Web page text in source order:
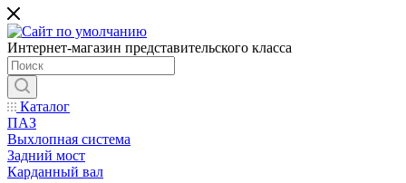
Интернет-магазин представительского класса
Каталог
ПАЗ
Выхлопная система
Задний мост
Карданный вал